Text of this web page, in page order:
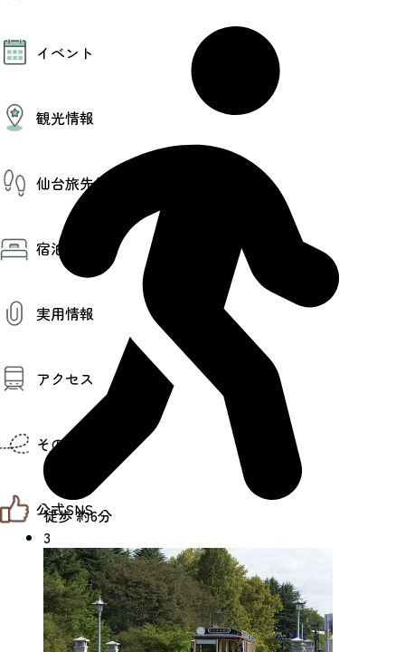
AIおまかせコース
イベント
その他イベント情報（音楽・展示会）
コンベンション情報
観光情報
観光スポット
温泉
美味いもの
季節のイベント
プロスポーツチーム・プロオーケストラ
仙台の銘品
仙台夜時間
仙台観光マップ
仙台旅先体験コレクション
仙台旅先体験コレクション
体験プログラム検索（予約）
体験事業者からのお知らせ
体験トピックス
体験事業者
宿泊予約
実用情報
お役立ち情報
観光アプリ
仙台観光マップ
アクセス
仙台までの経路検索
市内の交通情報
お得なチケット
その他
お知らせ
お問い合わせ
教育旅行
観光マップ
せんだい旅日和とは
サイト利用規約
プライバシーポリシー
サイトマップ
仙臺写真館フォトギャラリー
公式SNS
せんだい旅日和 X
せんだい旅日和 Instagram
せんだい旅日和 Facebook
仙台旅先体験コレクション Facebook
仙台旅先体験コレクション Instagaram
徒歩 約6分
3